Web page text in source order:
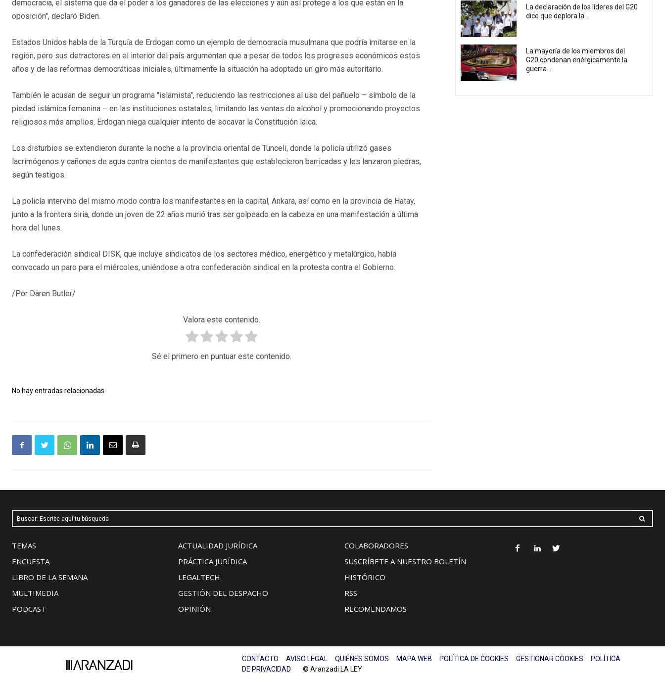
democracia, el sistema que da el poder a los ganadores de las elecciones y aún así protege a los que están en la
oposición", declaró Biden.
Estados Unidos habla de la Turquía de Erdogan como un ejemplo de democracia musulmana que podría imitarse en la
región, pero sus detractores en el interior del país argumentan que a pesar de todos los progresos económicos estos
años y de las reformas democráticas iniciales, últimamente la situación ha adoptado un giro más autoritario.
También le acusan de seguir un programa "islamista", reduciendo las restricciones al uso del pañuelo – símbolo de la
piedad islámica femenina – en las instituciones estatales, limitando las ventas de alcohol y promocionando proyectos
religiosos más amplios. Erdogan niega cualquier intento de socavar la Constitución laica.
Los disturbios se extendieron durante la noche a la provincia oriental de Tunceli, donde la policía utilizó gases
lacrimógenos y cañones de agua contra cientos de manifestantes que establecieron barricadas y les lanzaron piedras,
según testigos.
La policía intervino del mismo modo contra los manifestantes en la capital, Ankara, así como en la provincia de Hatay,
junto a la frontera siria, donde un joven de 22 años murió tras ser golpeado en la cabeza en una manifestación a última
hora del lunes.
La confederación sindical DISK, que incluye sindicatos de los sectores médico, energético y metalúrgico, había
convocado un paro para el miércoles, uniéndose a otra confederación sindical en la protesta contra el Gobierno.
/Por Daren Butler/
Valora este contenido.
Sé el primero en puntuar este contenido.
No hay entradas relacionadas
La declaración de los líderes del G20
dice que deplora la...
La mayoría de los miembros del
G20 condenan enérgicamente la
guerra...
Buscar: Escribe aquí tu búsqueda
TEMAS
ENCUESTA
LIBRO DE LA SEMANA
MULTIMEDIA
PODCAST
ACTUALIDAD JURÍDICA
PRÁCTICA JURÍDICA
LEGALTECH
GESTIÓN DEL DESPACHO
OPINIÓN
COLABORADORES
SUSCRÍBETE A NUESTRO BOLETÍN
HISTÓRICO
RSS
RECOMENDAMOS
CONTACTO AVISO LEGAL QUIÉNES SOMOS MAPA WEB POLÍTICA DE COOKIES GESTIONAR COOKIES
POLÍTICA
DE PRIVACIDAD © Aranzadi LA LEY